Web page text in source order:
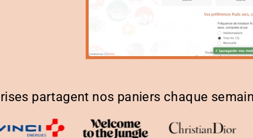
Agence
Agence
Box de
partagent nos paniers chaque